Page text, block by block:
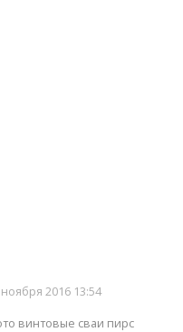
2016 13:54
винтовые сваи пирс